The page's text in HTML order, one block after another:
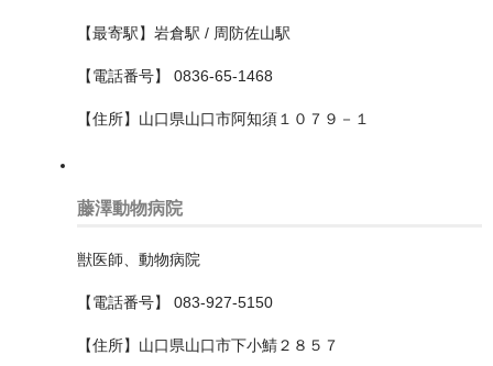
金沢区
青葉区
鶴見区
横須賀市
相模原市
中央区
南区
緑区
【最寄駅】岩倉駅 / 周防佐山駅
【電話番号】 0836-65-1468
【住所】山口県山口市阿知須１０７９－１
藤澤動物病院
獣医師、動物病院
【電話番号】 083-927-5150
【住所】山口県山口市下小鯖２８５７